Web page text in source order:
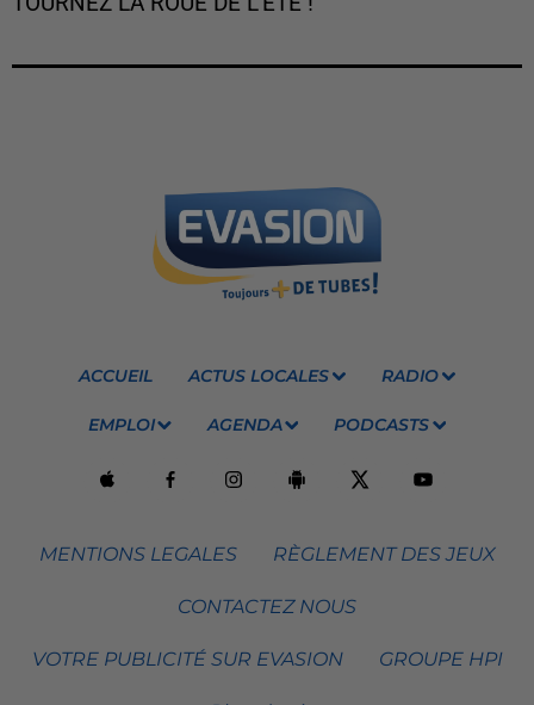
ACCUEIL ACTUS LOCALES RADIO
EMPLOI AGENDA PODCASTS
MENTIONS LEGALES RÈGLEMENT DES JEUX
CONTACTEZ NOUS
VOTRE PUBLICITÉ SUR EVASION GROUPE HPI